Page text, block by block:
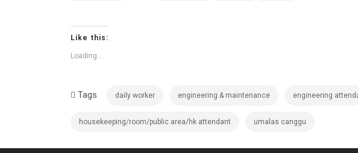
Like this:
Loading...
Tags daily worker engineering & maintenance engineering
housekeeping/room/public area/hk attendant umalas canggu